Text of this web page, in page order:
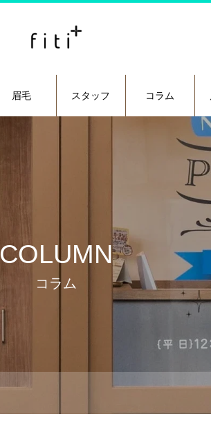
眉毛 スタッフ コラム
COLUMN
コラム